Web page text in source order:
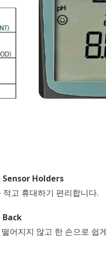
Holders
고 휴대하기 편리합니다.
어지지 않고 한 손으로 쉽